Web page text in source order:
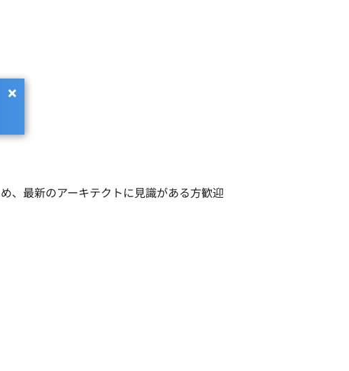
、最新のアーキテクトに見識がある方歓迎